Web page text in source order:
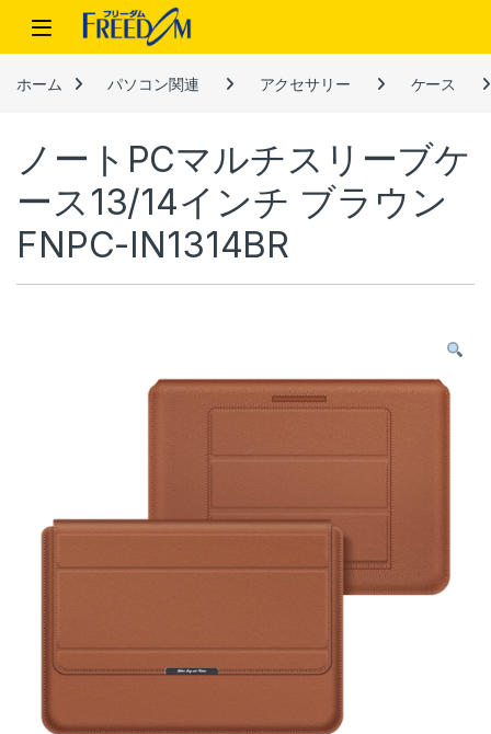
Skip to navigation
Skip to content
ホーム パソコン関連 アクセサリー ケース
ノートPCマルチスリーブケ
ース13/14インチ ブラウン
FNPC-IN1314BR